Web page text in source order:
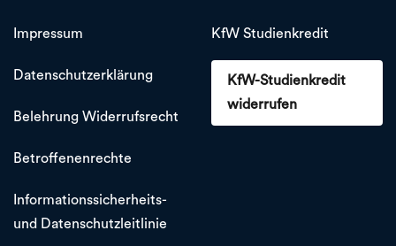
Impressum
Datenschutzerklärung
Belehrung Widerrufsrecht
Betroffenenrechte
Informationssicherheits-
und Datenschutzleitlinie
KfW Studienkredit
KfW-Studienkredit
widerrufen